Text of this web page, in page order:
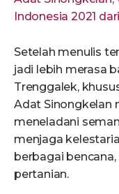
Indonesia 2021
Setelah menulis
jadi lebih merasa
Trenggalek,
Adat Sinongkelan
meneladani
menjaga
berbagai
pertanian.